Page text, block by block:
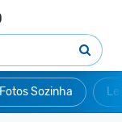
Fotos Sozinha